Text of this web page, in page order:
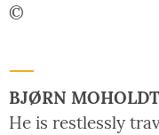
©
BJØRN
He is restlessly